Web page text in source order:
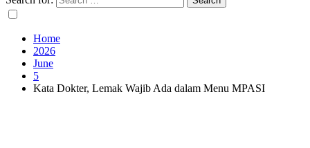
Home
2026
June
5
Kata Dokter, Lemak Wajib Ada dalam Menu MPASI